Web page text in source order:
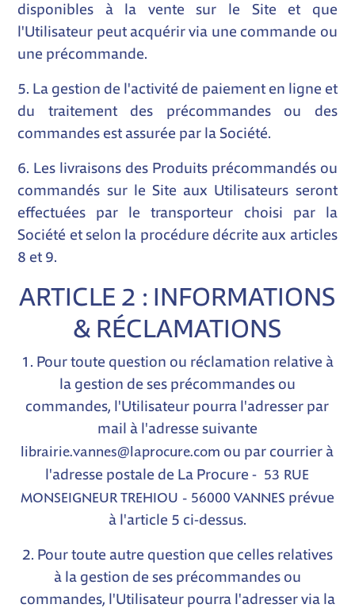
disponibles à la vente sur le Site et que
l'Utilisateur peut acquérir via une commande ou
une précommande.
5. La gestion de l'activité de paiement en ligne et
du traitement des précommandes ou des
commandes est assurée par la Société.
6. Les livraisons des Produits précommandés ou
commandés sur le Site aux Utilisateurs seront
effectuées par le transporteur choisi par la
Société et selon la procédure décrite aux articles
8 et 9.
ARTICLE 2 : INFORMATIONS
& RÉCLAMATIONS
1. Pour toute question ou réclamation relative à
la gestion de ses précommandes ou
commandes, l'Utilisateur pourra l'adresser par
mail à l'adresse suivante
librairie.vannes@laprocure.com ou par courrier à
l'adresse postale de La Procure - 53 RUE
MONSEIGNEUR TREHIOU - 56000 VANNES prévue
à l'article 5 ci-dessus.
2. Pour toute autre question que celles relatives
à la gestion de ses précommandes ou
commandes, l'Utilisateur pourra l'adresser via la